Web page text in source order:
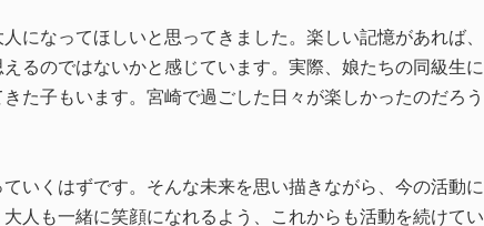
になってほしいと思ってきました。楽しい記憶があれば、
るのではないかと感じています。実際、娘たちの同級生に
た子もいます。宮崎で過ごした日々が楽しかったのだろう
いくはずです。そんな未来を思い描きながら、今の活動に
人も一緒に笑顔になれるよう、これからも活動を続けてい